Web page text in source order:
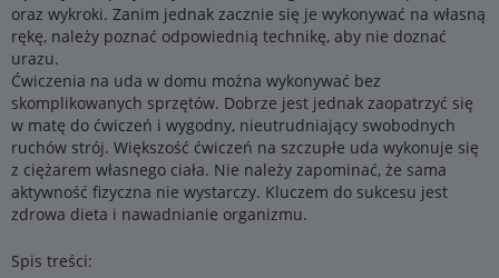
oraz wykroki. Zanim jednak zacznie się je wykonywać na własną
rękę, należy poznać odpowiednią technikę, aby nie doznać
urazu.
Ćwiczenia na uda w domu można wykonywać bez
skomplikowanych sprzętów. Dobrze jest jednak zaopatrzyć się
w matę do ćwiczeń i wygodny, nieutrudniający swobodnych
ruchów strój. Większość ćwiczeń na szczupłe uda wykonuje się
z ciężarem własnego ciała. Nie należy zapominać, że sama
aktywność fizyczna nie wystarczy. Kluczem do sukcesu jest
zdrowa dieta i nawadnianie organizmu.
Spis treści: